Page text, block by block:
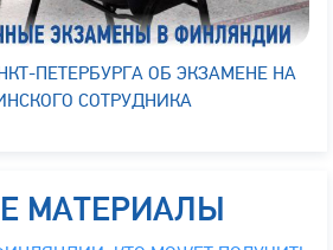
ПЕТЕРБУРГА ОБ ЭКЗАМЕНЕ НА
СОТРУДНИКА
МАТЕРИАЛЫ